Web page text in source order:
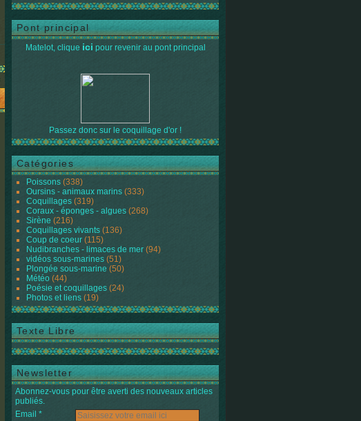
Pont principal
Matelot, clique ici pour revenir au pont principal
Passez donc sur le coquillage d'or !
Catégories
Poissons (338)
Oursins - animaux marins (333)
Coquillages (319)
Coraux - éponges - algues (268)
Sirène (216)
Coquillages vivants (136)
Coup de coeur (115)
Nudibranches - limaces de mer (94)
vidéos sous-marines (51)
Plongée sous-marine (50)
Météo (44)
Poésie et coquillages (24)
Photos et liens (19)
Texte Libre
Newsletter
Abonnez-vous pour être averti des nouveaux articles
publiés.
Email